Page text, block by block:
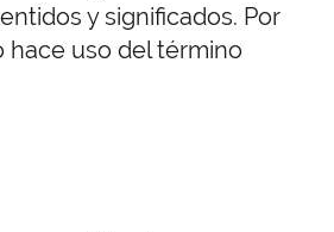
y significados. Por
hace uso del término